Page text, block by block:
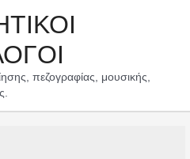
πεζογραφίας, μουσικής,